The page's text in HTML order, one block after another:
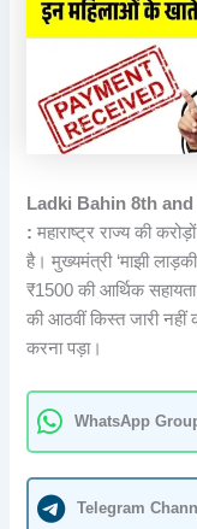
Ladki Bahin 8th
: महाराष्ट्र राज्य की
है। मुख्यमंत्री ‘माझी
₹1500 की आर्थिक
की आठवीं किस्त जारी नहीं
करना पड़ा।
WhatsApp
Telegram